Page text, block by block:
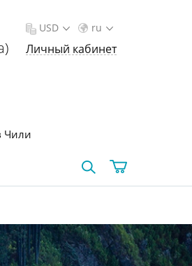
ru
USD
Личный кабинет
Чили